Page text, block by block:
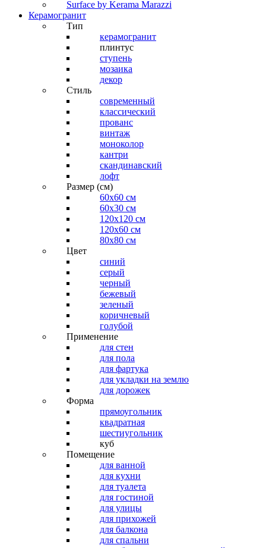
Surface by Kerama Marazzi
Керамогранит
Тип
керамогранит
плинтус
ступень
мозаика
декор
Стиль
современный
классический
прованс
винтаж
моноколор
кантри
скандинавский
лофт
Размер (см)
60х60 см
60x30 см
120x120 см
120x60 см
80x80 см
Цвет
синий
серый
черный
бежевый
зеленый
коричневый
голубой
Применение
для стен
для пола
для фартука
для укладки на землю
для дорожек
Форма
прямоугольник
квадратная
шестиугольник
куб
Помещение
для ванной
для кухни
для туалета
для гостиной
для улицы
для прихожей
для балкона
для спальни